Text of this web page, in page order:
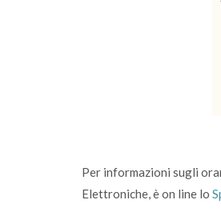
Per informazioni sugli
Elettroniche, è on line lo